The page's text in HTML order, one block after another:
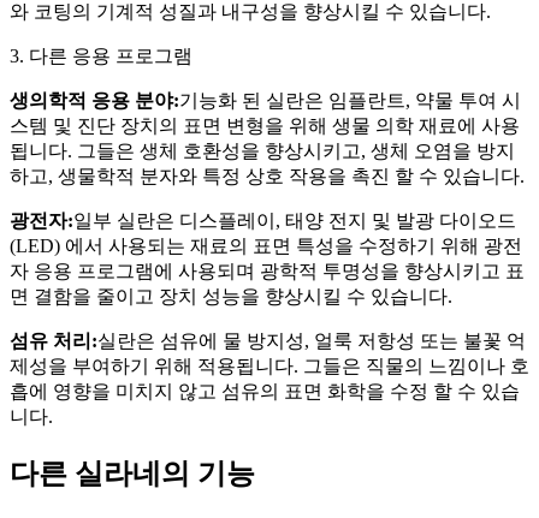
와 코팅의 기계적 성질과 내구성을 향상시킬 수 있습니다.
3. 다른 응용 프로그램
생의학적 응용 분야:기능화 된 실란은 임플란트, 약물 투여 시
스템 및 진단 장치의 표면 변형을 위해 생물 의학 재료에 사용
됩니다. 그들은 생체 호환성을 향상시키고, 생체 오염을 방지
하고, 생물학적 분자와 특정 상호 작용을 촉진 할 수 있습니다.
광전자:일부 실란은 디스플레이, 태양 전지 및 발광 다이오드
(LED) 에서 사용되는 재료의 표면 특성을 수정하기 위해 광전
자 응용 프로그램에 사용되며 광학적 투명성을 향상시키고 표
면 결함을 줄이고 장치 성능을 향상시킬 수 있습니다.
섬유 처리:실란은 섬유에 물 방지성, 얼룩 저항성 또는 불꽃 억
제성을 부여하기 위해 적용됩니다. 그들은 직물의 느낌이나 호
흡에 영향을 미치지 않고 섬유의 표면 화학을 수정 할 수 있습
니다.
다른 실라네의 기능